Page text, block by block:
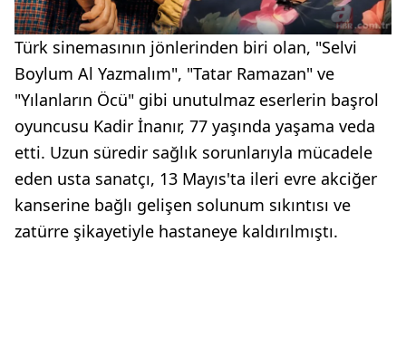
Türk sinemasının jönlerinden biri olan, "Selvi
Boylum Al Yazmalım", "Tatar Ramazan" ve
"Yılanların Öcü" gibi unutulmaz eserlerin başrol
oyuncusu Kadir İnanır, 77 yaşında yaşama veda
etti. Uzun süredir sağlık sorunlarıyla mücadele
eden usta sanatçı, 13 Mayıs'ta ileri evre akciğer
kanserine bağlı gelişen solunum sıkıntısı ve
zatürre şikayetiyle hastaneye kaldırılmıştı.